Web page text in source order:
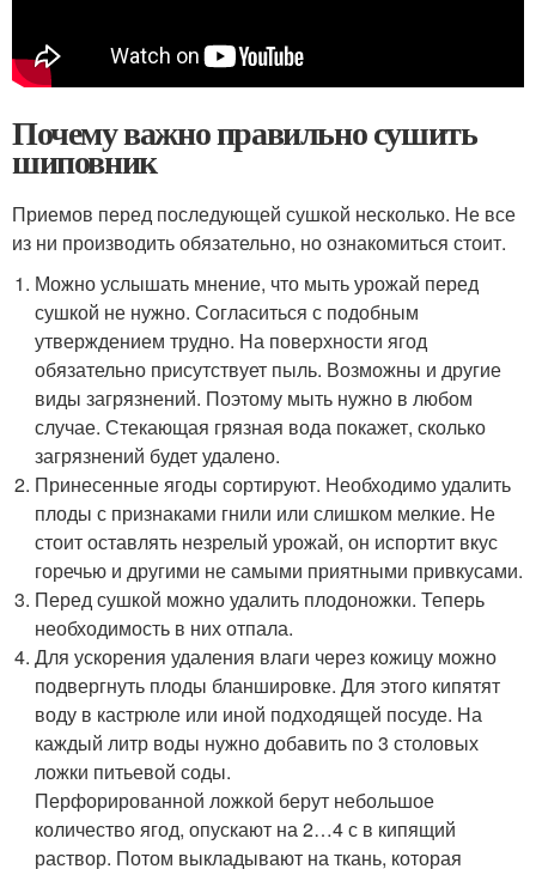
Почему важно правильно сушить
шиповник
Приемов перед последующей сушкой несколько. Не все
из ни производить обязательно, но ознакомиться стоит.
Можно услышать мнение, что мыть урожай перед
сушкой не нужно. Согласиться с подобным
утверждением трудно. На поверхности ягод
обязательно присутствует пыль. Возможны и другие
виды загрязнений. Поэтому мыть нужно в любом
случае. Стекающая грязная вода покажет, сколько
загрязнений будет удалено.
Принесенные ягоды сортируют. Необходимо удалить
плоды с признаками гнили или слишком мелкие. Не
стоит оставлять незрелый урожай, он испортит вкус
горечью и другими не самыми приятными привкусами.
Перед сушкой можно удалить плодоножки. Теперь
необходимость в них отпала.
Для ускорения удаления влаги через кожицу можно
подвергнуть плоды бланшировке. Для этого кипятят
воду в кастрюле или иной подходящей посуде. На
каждый литр воды нужно добавить по 3 столовых
ложки питьевой соды.
Перфорированной ложкой берут небольшое
количество ягод, опускают на 2…4 с в кипящий
раствор. Потом выкладывают на ткань, которая